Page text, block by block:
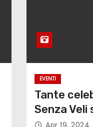
EVENTI
Tante
Senza Veli
Apr 19, 2024